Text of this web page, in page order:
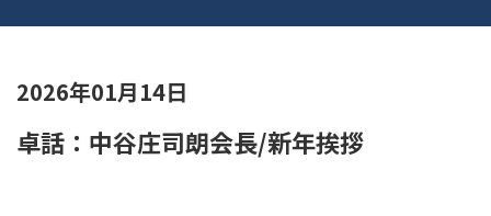
2026年01月14日
卓話：中谷庄司朗会長/新年挨拶